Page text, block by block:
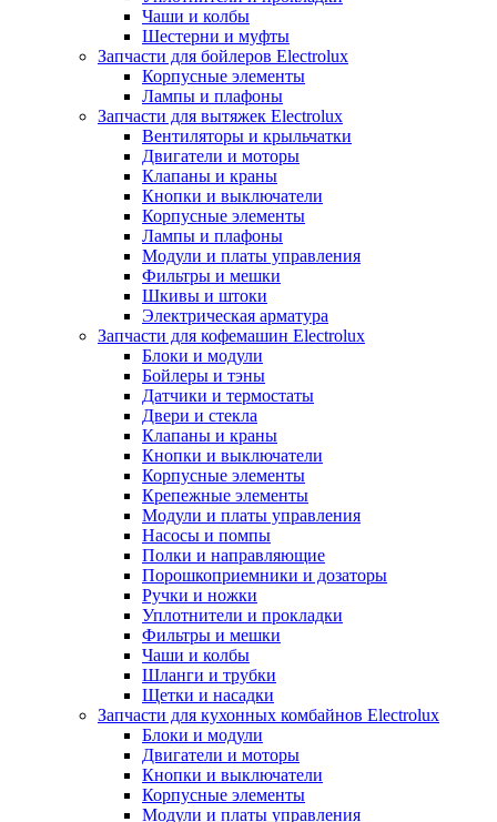
Чаши и колбы
Шестерни и муфты
Запчасти для бойлеров Electrolux
Корпусные элементы
Лампы и плафоны
Запчасти для вытяжек Electrolux
Вентиляторы и крыльчатки
Двигатели и моторы
Клапаны и краны
Кнопки и выключатели
Корпусные элементы
Лампы и плафоны
Модули и платы управления
Фильтры и мешки
Шкивы и штоки
Электрическая арматура
Запчасти для кофемашин Electrolux
Блоки и модули
Бойлеры и тэны
Датчики и термостаты
Двери и стекла
Клапаны и краны
Кнопки и выключатели
Корпусные элементы
Крепежные элементы
Модули и платы управления
Насосы и помпы
Полки и направляющие
Порошкоприемники и дозаторы
Ручки и ножки
Уплотнители и прокладки
Фильтры и мешки
Чаши и колбы
Шланги и трубки
Щетки и насадки
Запчасти для кухонных комбайнов Electrolux
Блоки и модули
Двигатели и моторы
Кнопки и выключатели
Корпусные элементы
Модули и платы управления